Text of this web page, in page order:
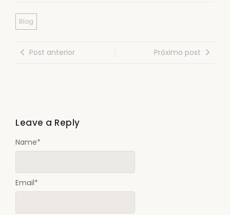
Blog
Post anterior Próximo post
Leave a Reply
Name*
Email*